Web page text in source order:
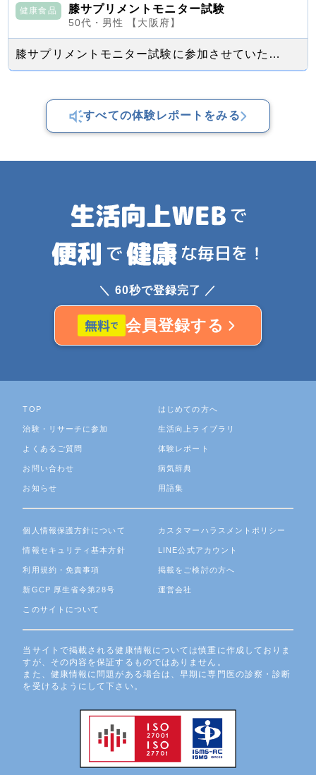
健康食品 膝サプリメントモニター試験
50代・男性 【大阪府】
膝サプリメントモニター試験に参加させていただきました。 １０年ほど前から膝の曲...
すべての体験レポートをみる
＼ 60秒で登録完了 ／
会員登録する
TOP
治験・リサーチに参加
よくあるご質問
お問い合わせ
お知らせ
はじめての方へ
生活向上ライブラリ
体験レポート
病気辞典
用語集
個人情報保護方針について
情報セキュリティ基本方針
利用規約・免責事項
新GCP 厚生省令第28号
このサイトについて
カスタマーハラスメントポリシー
LINE公式アカウント
掲載をご検討の方へ
運営会社
当サイトで掲載される健康情報については慎重に作成しておりま
すが、その内容を保証するものではありません。
また、健康情報に問題がある場合は、早期に専門医の診察・診断
を受けるようにして下さい。